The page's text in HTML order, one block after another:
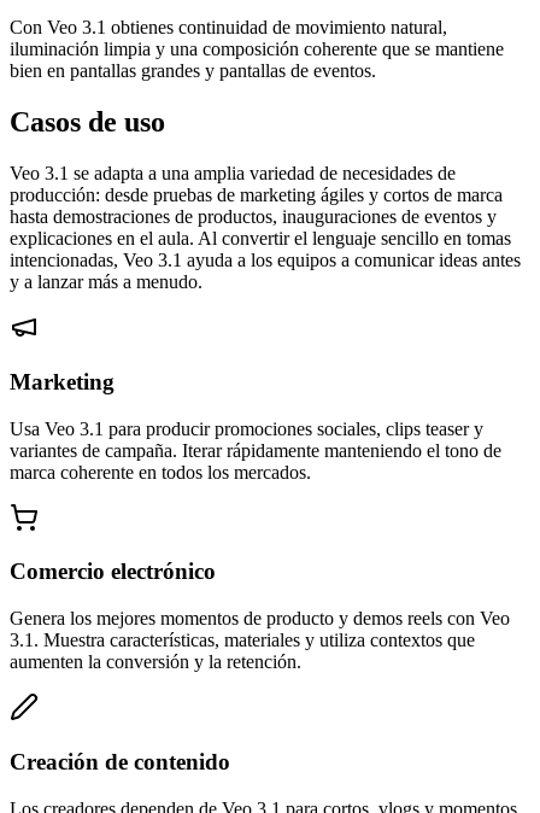
Con Veo 3.1 obtienes continuidad de movimiento natural,
iluminación limpia y una composición coherente que se mantiene
bien en pantallas grandes y pantallas de eventos.
Casos de uso
Veo 3.1 se adapta a una amplia variedad de necesidades de
producción: desde pruebas de marketing ágiles y cortos de marca
hasta demostraciones de productos, inauguraciones de eventos y
explicaciones en el aula. Al convertir el lenguaje sencillo en tomas
intencionadas, Veo 3.1 ayuda a los equipos a comunicar ideas antes
y a lanzar más a menudo.
Marketing
Usa Veo 3.1 para producir promociones sociales, clips teaser y
variantes de campaña. Iterar rápidamente manteniendo el tono de
marca coherente en todos los mercados.
Comercio electrónico
Genera los mejores momentos de producto y demos reels con Veo
3.1. Muestra características, materiales y utiliza contextos que
aumenten la conversión y la retención.
Creación de contenido
Los creadores dependen de Veo 3.1 para cortos, vlogs y momentos